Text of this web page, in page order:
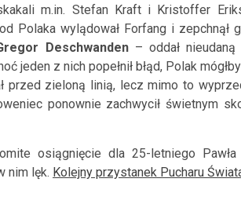
m.in. Stefan Kraft i Kristoffer
Polaka wylądował Forfang i zepchnął
Deschwanden– oddał nieudaną
jeden z nich popełnił błąd, Polak
przed zieloną linią, lecz mimo to
ponownie zachwycił świetnym
osiągnięcie dla 25-letniego
nim lęk. Kolejny przystanek Pucharu